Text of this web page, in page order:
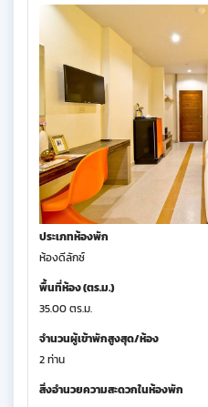
ประเภทห้องพัก
ห้องดีลักซ์
พื้นที่ห้อง (ตร.ม.)
35.00 ตร.ม.
จำนวนผู้เข้าพักสูงสุด/ห้อง
2 ท่าน
สิ่งอำนวยความสะดวกในห้องพัก